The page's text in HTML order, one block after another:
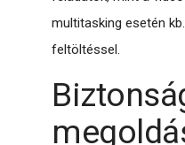
multitasking esetén
feltöltéssel.